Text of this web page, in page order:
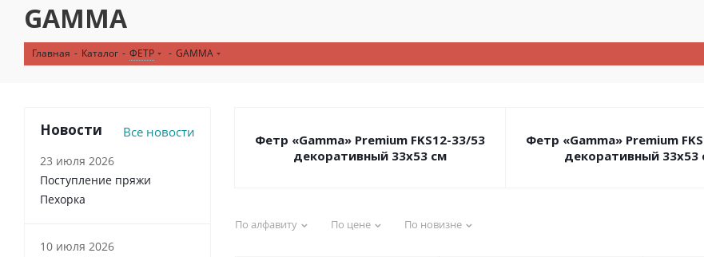
GAMMA
Главная - Каталог - ФЕТР - GAMMA
Фетр «Gamma» Premium FKS12-33/53
декоративный 33х53 см
Фетр «Gamma» Premium
декоративный 33х53
По алфавиту По цене По новизне
Новости Все новости
23 июля 2026
Поступление пряжи
Пехорка
10 июля 2026